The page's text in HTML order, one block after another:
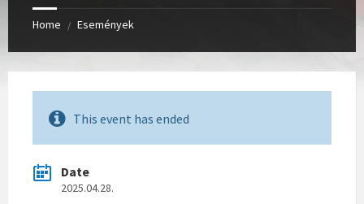
Home / Események
This event has ended
Date
2025.04.28.